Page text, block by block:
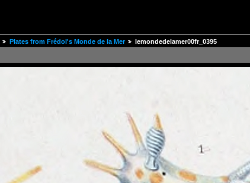
Plates from Frédol's Monde de la Mer lemondedelamer00fr_0395